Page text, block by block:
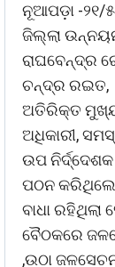
ନୂଆପଡ଼ା -୨୧/
ଜିଲ୍ଲା
ରାଘବେନ୍ଦ୍ର
ଚନ୍ଦ୍ର ରଇତ,
ଅତିରିକ୍ତ ମୁଖ୍ୟ
ଅଧିକାରୀ,
ଉପ
ପଠନ
ବାଧା
ବୈଠକରେ
,ଉଠା